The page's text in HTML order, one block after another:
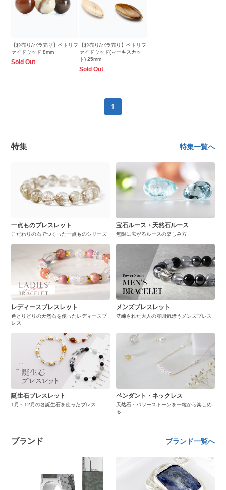
【粒売り/バラ売り】ペトリフ
ァイドウッド 8mm
Sold Out
【粒売り/バラ売り】ペトリフ
ァイドウッド(マーキスカッ
ト) 25mm
Sold Out
1
特集 特集一覧へ
一点ものブレスレット
こだわりの石でつくった一点ものシリーズ
宝石ルース・天然石ルース
無限に広がるルースの楽しみ方
レディースブレスレット
色とりどりの天然石を使ったレディースブ
レス
メンズブレスレット
洗練された大人の雰囲気漂うメンズブレス
誕生石ブレスレット
1月～12月の各誕生石を使ったブレス
ペンダント・ネックレス
天然石・パワーストーンを一粒から楽しめ
る
ブランド ブランド一覧へ